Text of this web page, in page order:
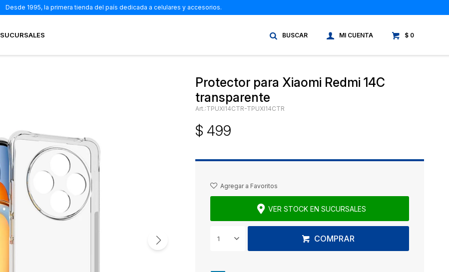
SUCURSALES $ 0
Desde 1995, la primera tienda del país dedicada a celulares y accesorios.
Protector para Xiaomi Redmi 14C
transparente
TPUXI14CTR-TPUXI14CTR
$ 499
VER STOCK EN SUCURSALES
1 COMPRAR